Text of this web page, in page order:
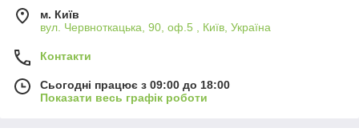
м. Київ
вул. Червноткацька, 90, оф.5 , Київ, Україна
Контакти
Сьогодні працює з 09:00 до 18:00
Показати весь графік роботи